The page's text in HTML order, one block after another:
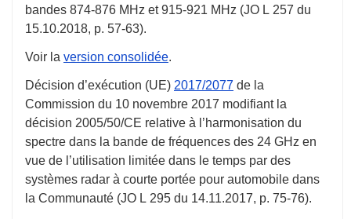
bandes 874-876 MHz et 915-921 MHz (JO L 257 du
15.10.2018, p. 57-63).
Voir la version consolidée.
Décision d’exécution (UE) 2017/2077 de la
Commission du 10 novembre 2017 modifiant la
décision 2005/50/CE relative à l’harmonisation du
spectre dans la bande de fréquences des 24 GHz en
vue de l’utilisation limitée dans le temps par des
systèmes radar à courte portée pour automobile dans
la Communauté (JO L 295 du 14.11.2017, p. 75-76).